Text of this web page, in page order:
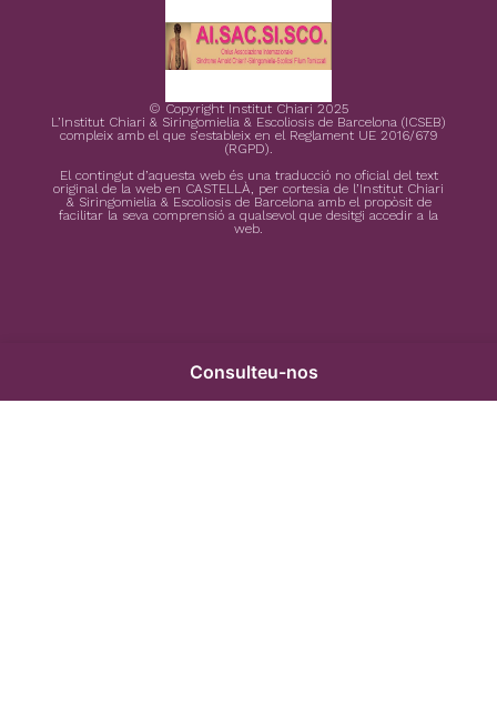
© Copyright Institut Chiari 2025
L’Institut Chiari & Siringomielia & Escoliosis de Barcelona (ICSEB)
compleix amb el que s’estableix en el Reglament UE 2016/679
(RGPD).
El contingut d’aquesta web és una traducció no oficial del text
original de la web en CASTELLÀ, per cortesia de l’Institut Chiari
& Siringomielia & Escoliosis de Barcelona amb el propòsit de
facilitar la seva comprensió a qualsevol que desitgi accedir a la
web.
Consulteu-nos